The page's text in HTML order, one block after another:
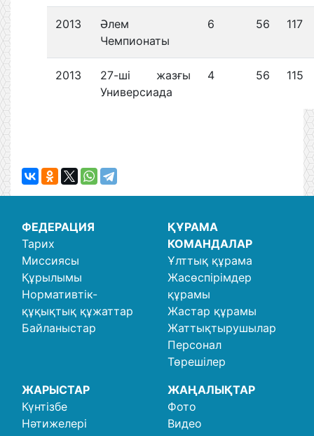
2013
Әлем
Чемпионаты
6 56 117
2013
27-ші жазғы
Универсиада
4 56 115
ФЕДЕРАЦИЯ
Тарих
Миссиясы
Құрылымы
Нормативтік-
құқықтық құжаттар
Байланыстар
ҚҰРАМА
КОМАНДАЛАР
Ұлттық құрама
Жасөспірімдер
құрамы
Жастар құрамы
Жаттықтырушылар
Персонал
Төрешілер
ЖАРЫСТАР
Күнтізбе
Нәтижелері
ЖАҢАЛЫҚТАР
Фото
Видео